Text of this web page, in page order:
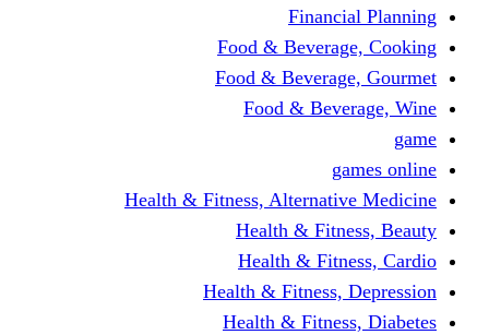
Food &
Food &
Food &
Health & Fitness,
Health &
Health &
Health & Fitness,
Health &